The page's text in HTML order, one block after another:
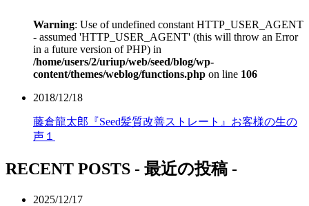
Warning: Use of undefined constant HTTP_USER_AGENT
- assumed 'HTTP_USER_AGENT' (this will throw an Error
in a future version of PHP) in
/home/users/2/uriup/web/seed/blog/wp-
content/themes/weblog/functions.php on line 106
2018/12/18
藤倉龍太郎『Seed髪質改善ストレート』お客様の生の
声１
RECENT POSTS - 最近の投稿 -
2025/12/17